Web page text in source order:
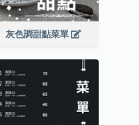
灰色調甜點菜單